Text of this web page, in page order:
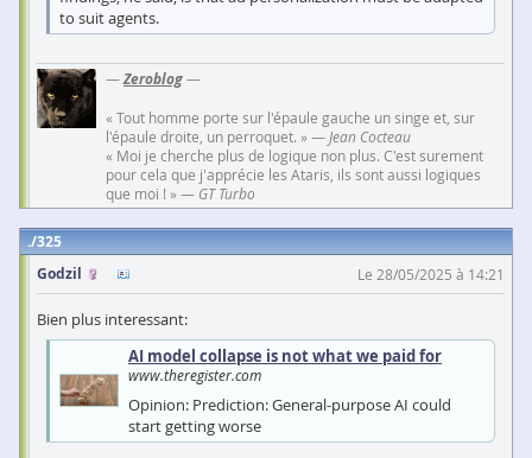
to suit agents.
—Zeroblog—
« Tout homme porte sur l'épaule gauche un singe et, sur
l'épaule droite, un perroquet. » — Jean Cocteau
« Moi je cherche plus de logique non plus. C'est surement
pour cela que j'apprécie les Ataris, ils sont aussi logiques
que moi ! » — GT Turbo
325
Godzil
Le 28/05/2025 à 14:21
Bien plus interessant:
AI model collapse is not what we paid for
www.theregister.com
Opinion: Prediction: General-purpose AI could
start getting worse